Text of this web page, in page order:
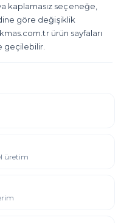
kaplamasız seçeneğe,
göre değişiklik
ürün sayfaları
geçilebilir.
üretim